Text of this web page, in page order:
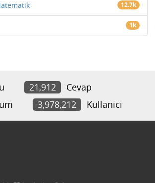
12.7k
1k
21,912
Cevap
3,978,212 Kullanıcı